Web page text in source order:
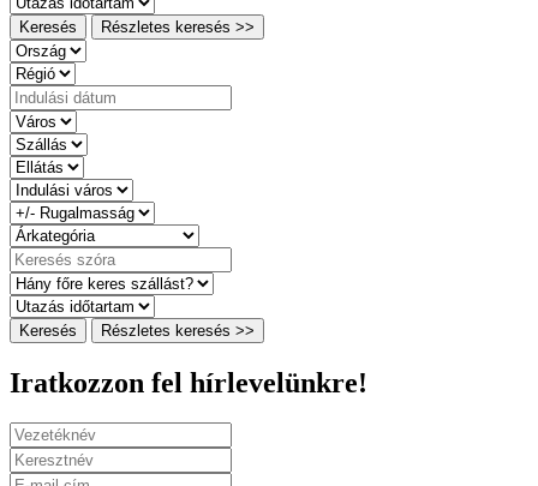
Keresés Részletes keresés >>
Keresés Részletes keresés >>
Iratkozzon fel hírlevelünkre!